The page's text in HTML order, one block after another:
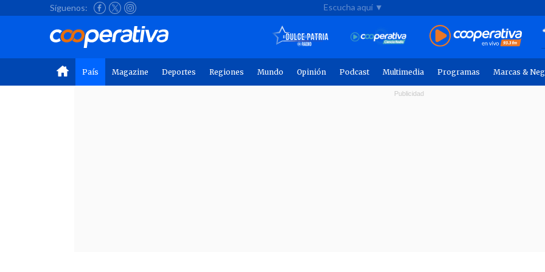
Síguenos: Escucha aquí ▼
País Magazine Deportes Regiones Mundo Opinión Podcast Multimedia Programas Marcas &